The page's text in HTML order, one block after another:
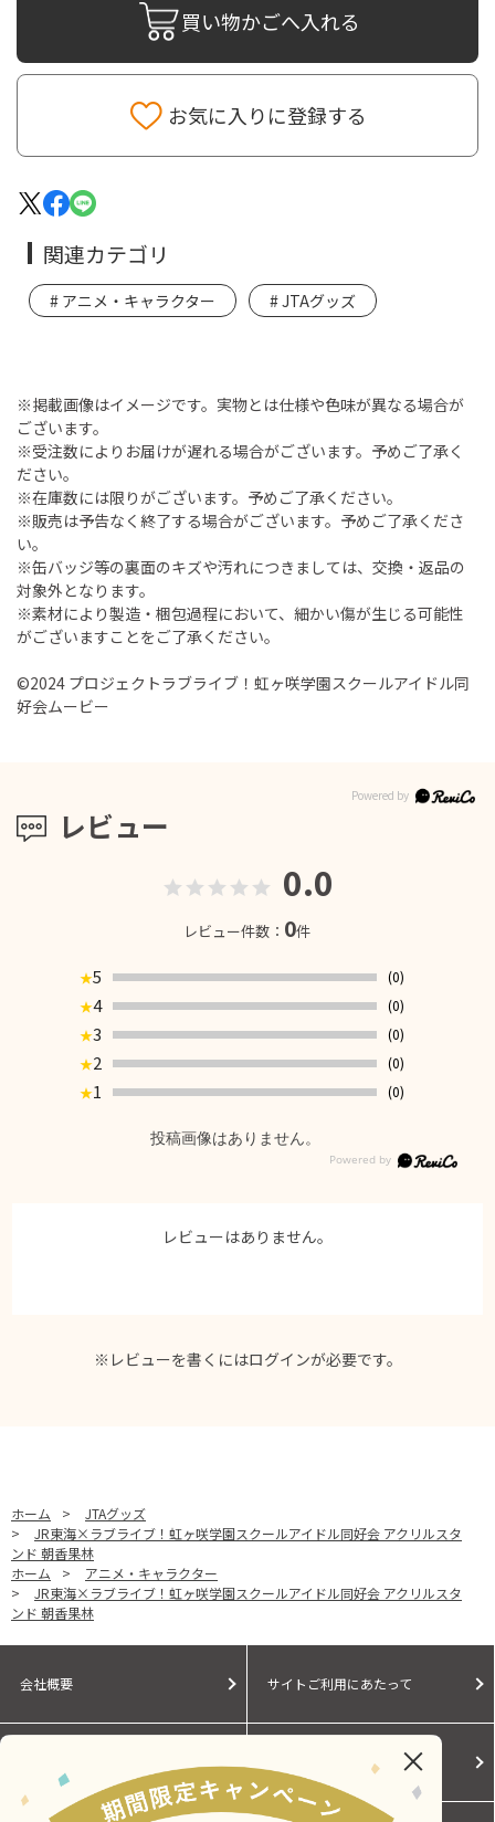
買い物かごへ入れる
お気に入りに登録する
※掲載画像はイメージです。実物とは仕様や色味が異なる場合が
ございます。
※受注数によりお届けが遅れる場合がございます。予めご了承く
ださい。
※在庫数には限りがございます。予めご了承ください。
※販売は予告なく終了する場合がございます。予めご了承くださ
い。
※缶バッジ等の裏面のキズや汚れにつきましては、交換・返品の
対象外となります。
※素材により製造・梱包過程において、細かい傷が生じる可能性
がございますことをご了承ください。
©2024 プロジェクトラブライブ！虹ヶ咲学園スクールアイドル同
好会ムービー
レビュー
0.0
レビュー件数： 0件
★5
(0)
★4
(0)
★3
(0)
★2
(0)
★1 (0)
投稿画像はありません。
レビューはありません。
※レビューを書くにはログインが必要です。
関連カテゴリ
アニメ・キャラクター JTAグッズ
ホーム >
JTAグッズ
>
JR東海×ラブライブ！虹ヶ咲学園スクールアイドル同好会 アクリルスタ
ンド 朝香果林
ホーム
>
アニメ・キャラクター
>
JR東海×ラブライブ！虹ヶ咲学園スクールアイドル同好会 アクリルスタ
ンド 朝香果林
会社概要 サイトご利用にあたって